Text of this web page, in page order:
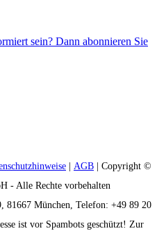
sein? Dann abonnieren Sie
| AGB | Copyright ©
- Alle Rechte vorbehalten
81667 München, Telefon: +49 89 20
ist vor Spambots geschützt! Zur